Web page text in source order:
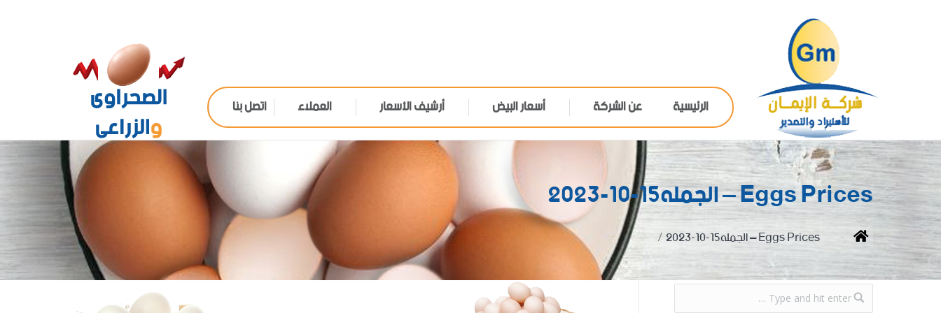
الرئيسية عن الشركة أسعار البيض أرشيف الأسعار العملاء اتصل بنا
Eggs Prices – الجمله15-10-2023
You are here:
Home Eggs Prices – الجمله15-10-2023